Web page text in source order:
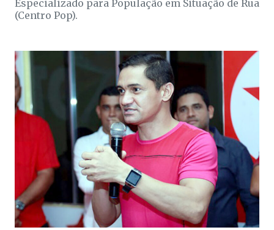
Especializado para População em Situação de Rua
(Centro Pop).